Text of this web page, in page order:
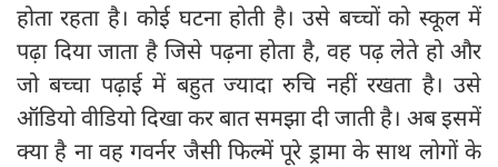
होता रहता है। कोई घटना होती है। उसे बच्चों को स्कूल में
पढ़ा दिया जाता है जिसे पढ़ना होता है, वह पढ़ लेते हो और
जो बच्चा पढ़ाई में बहुत ज्यादा रुचि नहीं रखता है। उसे
ऑडियो वीडियो दिखा कर बात समझा दी जाती है। अब इसमें
क्या है ना वह गवर्नर जैसी फिल्में पूरे ड्रामा के साथ लोगों के